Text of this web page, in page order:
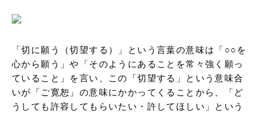
「切に願う（切望する）」という言葉の意味は「○○を
心から願う」や「そのようにあることを常々強く願っ
ていること」を言い、この「切望する」という意味合
いが「ご寛恕」の意味にかかってくることから、「ど
うしても許容してもらいたい・許してほしい」という